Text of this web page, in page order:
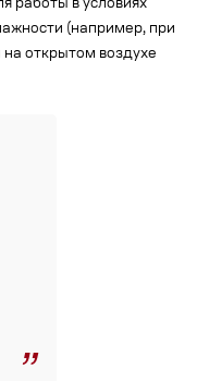
работы в условиях
(например, при
открытом воздухе